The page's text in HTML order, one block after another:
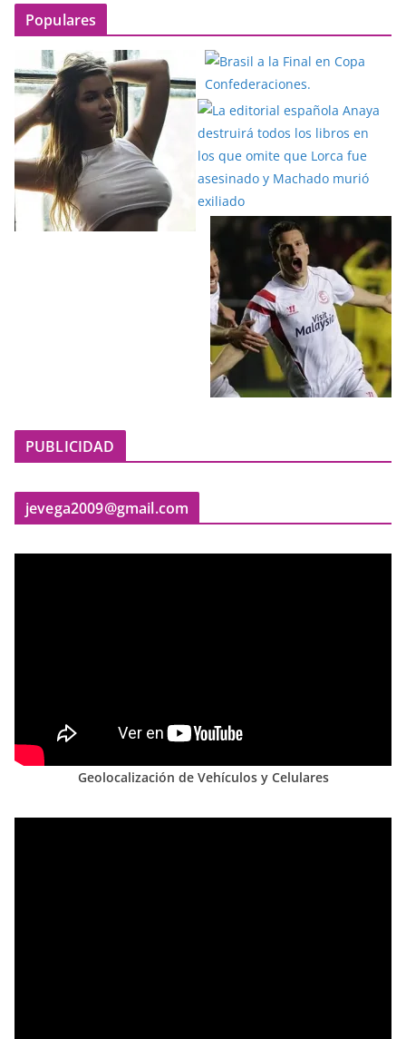
Populares
PUBLICIDAD
jevega2009@gmail.com
Geolocalización de Vehículos y Celulares